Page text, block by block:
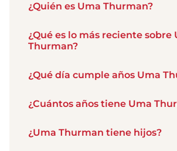
¿Quién es Uma Thurman?
¿Qué es lo más reciente sobre
Thurman?
¿Qué día cumple años Uma
¿Cuántos años tiene Uma
¿Uma Thurman tiene hijos?